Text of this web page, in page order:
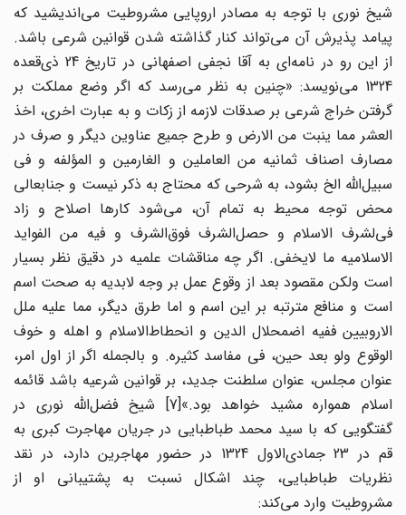
شیخ نوری با توجه به مصادر اروپایی مشروطیت می‌اندیشید که
پیامد پذیرش آن می‌تواند کنار گذاشته شدن قوانین شرعی باشد.
از این رو در نامه‌ای به آقا نجفی اصفهانی در تاریخ 24 ذی‌قعده
1324 می‌نویسد: «چنین به نظر می‌رسد که اگر وضع مملکت بر
گرفتن خراج شرعی بر صدقات لازمه از زکات و به عبارت اخری، اخذ
العشر مما ینبت من الارض و طرح جمیع عناوین دیگر و صرف در
مصارف اصناف ثمانیه من العاملین و الغارمین و المؤلفه و فی
سبیل‌الله الخ بشود، به شرحی که محتاج به ذکر نیست و جنابعالی
محض توجه محیط به تمام آن، می‌شود کارها اصلاح و زاد
فی‌لشرف الاسلام و حصل‌الشرف فوق‌الشرف و فیه من الفواید
الاسلامیه ما لایخفی. اگر چه مناقشات علمیه در دقیق نظر بسیار
است ولکن مقصود بعد از وقوع عمل بر وجه لابدیه به صحت اسم
است و منافع مترتبه بر این اسم و اما طرق دیگر، مما علیه ملل
الاروبیین ففیه اضمحلال الدین و انحطاط‌الاسلام و اهله و خوف
الوقوع ولو بعد حین، فی مفاسد کثیره. و بالجمله اگر از اول امر،
عنوان مجلس، عنوان سلطنت جدید، بر قوانین شرعیه باشد قائمه
اسلام همواره مشید خواهد بود.»[7] شیخ فضل‌الله نوری در
گفتگویی که با سید محمد طباطبایی در جریان مهاجرت کبری به
قم در 23 جمادی‌الاول 1324 در حضور مهاجرین دارد، در نقد
نظریات طباطبایی، چند اشکال نسبت به پشتیبانی او از
مشروطیت وارد می‌کند: